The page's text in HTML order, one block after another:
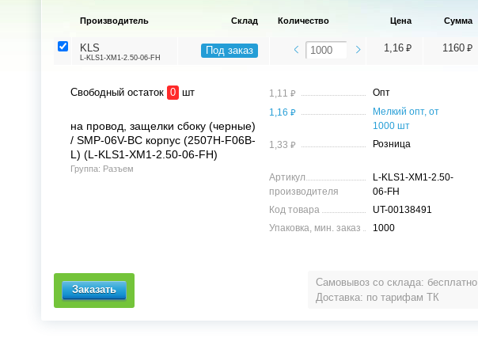
Самовывоз со склада: бесплатно
Доставка: по тарифам ТК
Производитель Склад Количество Цена Сумма
KLS
L-KLS1-XM1-2.50-06-FH
Под заказ 1,16 ⃏ 1160 ⃏
Свободный остаток 0 шт
на провод, защелки сбоку (черные)
/ SMP-06V-BC корпус (2507H-F06B-
L) (L-KLS1-XM1-2.50-06-FH)
Группа: Разъем
1,11 ⃏
Опт
1,16 ⃏
Мелкий опт, от
1000 шт
1,33 ⃏ Розница
Артикул
производителя
L-KLS1-XM1-2.50-
06-FH
Код товара
UT-00138491
Упаковка, мин. заказ
1000